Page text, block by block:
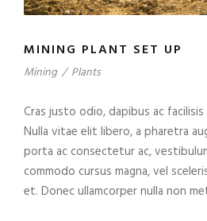
MINING PLANT SET UP
Mining / Plants
Cras justo odio, dapibus ac
Nulla vitae elit libero, a pharetra
porta ac consectetur ac,
commodo cursus magna, vel
et. Donec ullamcorper nulla non